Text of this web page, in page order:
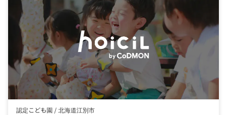
認定こども園 /北海道江別市